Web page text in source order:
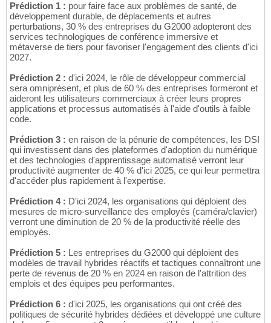
Prédiction 1 : pour faire face aux problèmes de santé, de
développement durable, de déplacements et autres
perturbations, 30 % des entreprises du G2000 adopteront des
services technologiques de conférence immersive et
métaverse de tiers pour favoriser l'engagement des clients d'ici
2027.
Prédiction 2 : d'ici 2024, le rôle de développeur commercial
sera omniprésent, et plus de 60 % des entreprises formeront et
aideront les utilisateurs commerciaux à créer leurs propres
applications et processus automatisés à l'aide d'outils à faible
code.
Prédiction 3 : en raison de la pénurie de compétences, les DSI
qui investissent dans des plateformes d'adoption du numérique
et des technologies d'apprentissage automatisé verront leur
productivité augmenter de 40 % d'ici 2025, ce qui leur permettra
d'accéder plus rapidement à l'expertise.
Prédiction 4 : D'ici 2024, les organisations qui déploient des
mesures de micro-surveillance des employés (caméra/clavier)
verront une diminution de 20 % de la productivité réelle des
employés.
Prédiction 5 : Les entreprises du G2000 qui déploient des
modèles de travail hybrides réactifs et tactiques connaîtront une
perte de revenus de 20 % en 2024 en raison de l'attrition des
emplois et des équipes peu performantes.
Prédiction 6 : d'ici 2025, les organisations qui ont créé des
politiques de sécurité hybrides dédiées et développé une culture